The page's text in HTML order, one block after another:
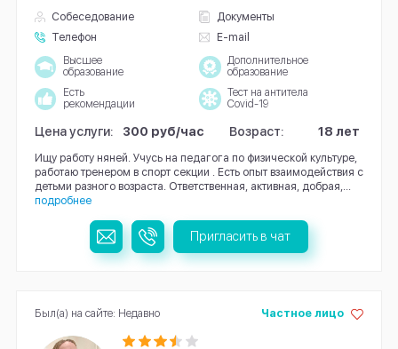
Собеседование
Документы
Телефон
E-mail
Высшее
образование
Дополнительное
образование
Есть
рекомендации
Тест на антитела
Covid-19
Цена услуги: 300 руб/час Возраст: 18 лет
Ищу работу няней. Учусь на педагога по физической культуре,
работаю тренером в спорт секции . Есть опыт взаимодействия с
детьми разного возраста. Ответственная, активная, добрая,...
подробнее
Пригласить в чат
Частное лицо
Был(а) на сайте: Недавно